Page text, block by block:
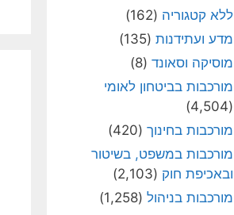
ללא קטגוריה (162)
מדע ועתידנות (135)
מוסיקה וסאונד (8)
מורכבות בביטחון לאומי
(4,504)
מורכבות בחינוך (420)
מורכבות במשפט, בשיטור
ובאכיפת חוק (2,103)
מורכבות בניהול (1,258)